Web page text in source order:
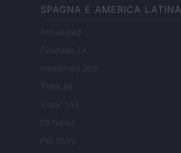
SPAGNA E AMERICA LATINA
Actualidad
Finanzas 24
Investindo 365
Think.es
Viajar 365
ES Newz
Pet Story